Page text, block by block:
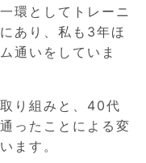
環としてトレーニ
あり、私も3年ほ
通いをしていま
り組みと、40代
ったことによる変
ます。